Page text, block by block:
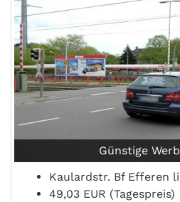
Günstige
Kaulardstr. Bf Efferen
49,03 EUR (Tagespreis)